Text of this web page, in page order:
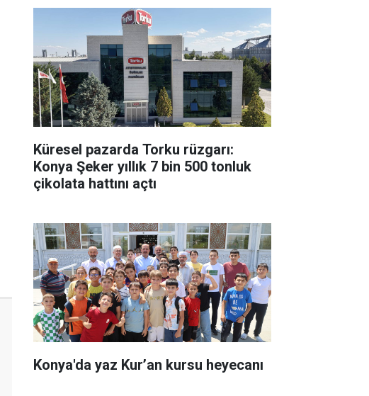
Küresel pazarda Torku rüzgarı:
Konya Şeker yıllık 7 bin 500 tonluk
çikolata hattını açtı
Konya'da yaz Kur’an kursu heyecanı